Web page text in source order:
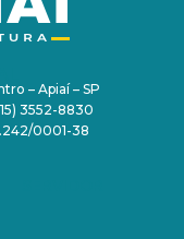
– Apiaí – SP
3552-8830
0001-38